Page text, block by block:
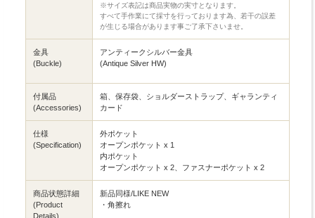
※サイズ表記は商品実物の実寸となります。
すべて手作業にて採寸を行っております為、若干の誤差
が生じる場合があります事ご了承下さいませ。
金具
(Buckle)
アンティークシルバー金具
(Antique Silver HW)
付属品
(Accessories)
箱、保存袋、ショルダーストラップ、ギャランティ
カード
仕様
(Specification)
外ポケット
オープンポケット x 1
内ポケット
オープンポケット x 2、ファスナーポケット x 2
商品状態詳細
(Product
Details)
新品同様/LIKE NEW
・角擦れ